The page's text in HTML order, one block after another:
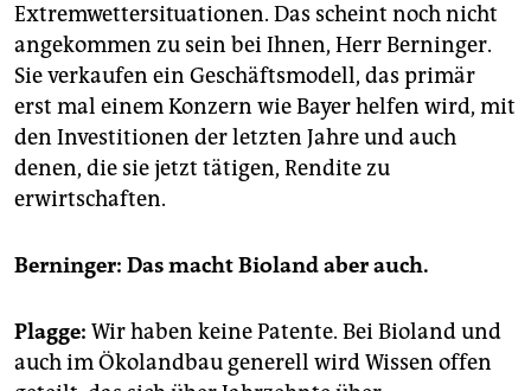
Extremwettersituationen. Das scheint noch nicht
angekommen zu sein bei Ihnen, Herr Berninger.
Sie verkaufen ein Geschäftsmodell, das primär
erst mal einem Konzern wie Bayer helfen wird, mit
den Investitionen der letzten Jahre und auch
denen, die sie jetzt tätigen, Rendite zu
erwirtschaften.
Berninger: Das macht Bioland aber auch.
Plagge: Wir haben keine Patente. Bei Bioland und
auch im Ökolandbau generell wird Wissen offen